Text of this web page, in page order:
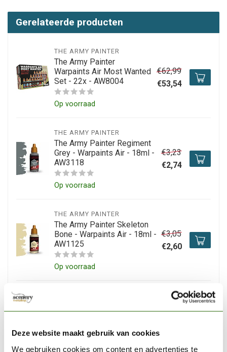
Deze website maakt gebruik van cookies
We gebruiken cookies om content en advertenties te
Gerelateerde producten
THE ARMY PAINTER
The Army Painter
Warpaints Air Most Wanted
Set - 22x - AW8004
Op voorraad
€62,99
€53,54
THE ARMY PAINTER
The Army Painter Regiment
Grey - Warpaints Air - 18ml -
AW3118
Op voorraad
€3,23
€2,74
THE ARMY PAINTER
The Army Painter Skeleton
Bone - Warpaints Air - 18ml -
AW1125
Op voorraad
€3,05
€2,60
Op voorraad
€8,68